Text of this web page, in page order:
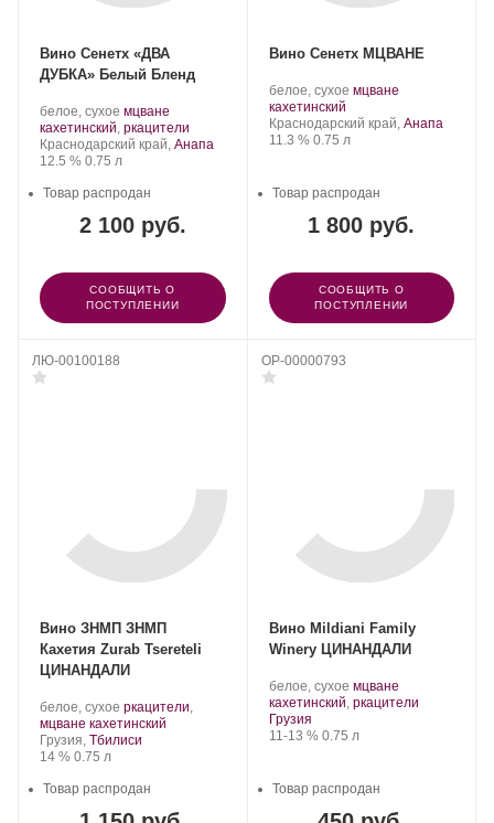
Вино Сенетх «ДВА
ДУБКА» Белый Бленд
Производитель:
Усадьба
«Сенетх».
белое, сухое .
Сорт
винограда:
мцване
кахетинский, ркацители
Регион:
Краснодарский край, Анапа
Крепость
12.5 %. Объем
0.75 л
2 100 руб.
Товар распродан
СООБЩИТЬ О
ПОСТУПЛЕНИИ
Вино Сенетх МЦВАНЕ
Производитель:
Усадьба
«Сенетх».
белое, сухое .
винограда:
мцване
кахетинский.
Регион:
Краснодарский край, Анапа
Крепость
11.3 %. Объем
0.75 л
1 800 руб.
Товар распродан
СООБЩИТЬ О
ПОСТУПЛЕНИИ
ЛЮ-00100188
Вино ЗНМП ЗНМП
Кахетия Zurab Tsereteli
ЦИНАНДАЛИ
Производитель:
Tsereteli
Wine
&
белое, сухое .
Сорт
винограда:
ркацители,
мцване кахетинский
Регион:
Грузия, Тбилиси
Крепость
14 %. Объем
0.75 л
Товар распродан
OP-00000793
Вино Mildiani Family
Winery ЦИНАНДАЛИ
Производитель:
Mildiani
Family
Winery.
белое, сухое .
Сорт
мцване
кахетинский, ркацители.
Регион:
Грузия
Крепость
11-13 %. Объем
0.75 л
Товар распродан